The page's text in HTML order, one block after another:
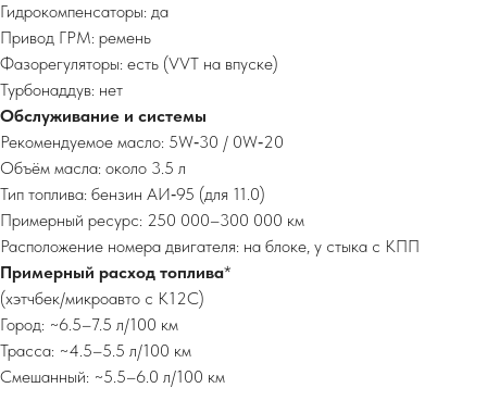
Гидрокомпенсаторы: да
Привод ГРМ: ремень
Фазорегуляторы: есть (VVT на впуске)
Турбонаддув: нет
Обслуживание и системы
Рекомендуемое масло: 5W‑30 / 0W‑20
Объём масла: около 3.5 л
Тип топлива: бензин АИ‑95 (для 11.0)
Примерный ресурс: 250 000–300 000 км
Расположение номера двигателя: на блоке, у стыка с КПП
Примерный расход топлива*
(хэтчбек/микроавто с K12C)
Город: ~6.5–7.5 л/100 км
Трасса: ~4.5–5.5 л/100 км
Смешанный: ~5.5–6.0 л/100 км